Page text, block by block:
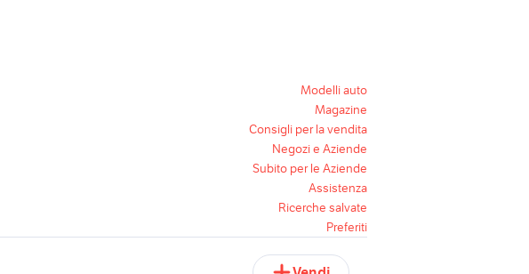
Modelli auto
Magazine
Consigli per la vendita
Negozi e Aziende
Subito per le Aziende
Assistenza
Ricerche salvate
Preferiti